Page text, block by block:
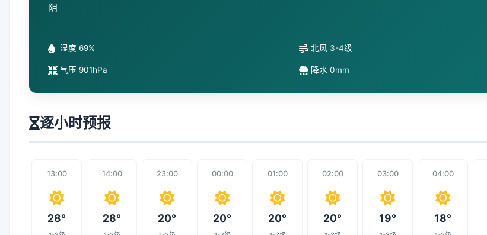
阴
湿度 69% 北风 3-4级
气压 901hPa 降水 0mm
逐小时预报
13:00
28°
14:00
28°
23:00
20°
00:00
20°
01:00
20°
02:00
20°
03:00
19°
04:00
18°